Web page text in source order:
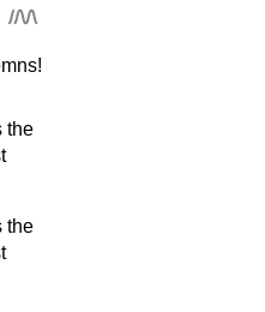
the
the